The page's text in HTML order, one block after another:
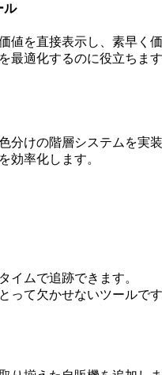
ル
値を直接表示し、素早く
最適化するのに役立ちます
分けの階層システムを実装
効率化します。
イムで追跡できます。
って欠かせないツールです